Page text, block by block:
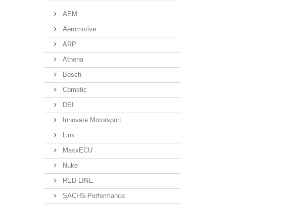
AEM
Aeromotive
ARP
Athena
Bosch
Cometic
DEI
Innovate Motorsport
Link
MaxxECU
Nuke
RED LINE
SACHS-Performance